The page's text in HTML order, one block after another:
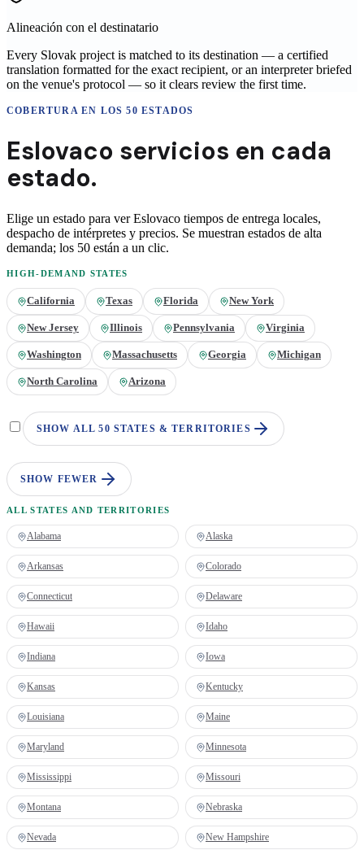
Alineación con el destinatario
Every Slovak project is matched to its destination — a certified
translation formatted for the exact recipient, or an interpreter briefed
on the venue's protocol — so it clears review the first time.
COBERTURA EN LOS 50 ESTADOS
Eslovaco servicios en cada
estado.
Elige un estado para verEslovaco tiempos de entrega locales,
despacho de intérpretes y precios. Se muestran estados de alta
demanda; los 50 están a un clic.
HIGH-DEMAND STATES
California Texas Florida New York
New Jersey Illinois Pennsylvania Virginia
Washington Massachusetts Georgia Michigan
North Carolina Arizona
SHOW ALL 50 STATES & TERRITORIES
SHOW FEWER
ALL STATES AND TERRITORIES
Alabama Alaska
Arkansas Colorado
Connecticut Delaware
Hawaii Idaho
Indiana Iowa
Kansas Kentucky
Louisiana Maine
Maryland Minnesota
Mississippi Missouri
Montana Nebraska
Nevada New Hampshire